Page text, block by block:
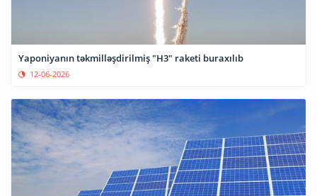
Yaponiyanın təkmilləşdirilmiş "H3" raketi buraxılıb
12-06-2026